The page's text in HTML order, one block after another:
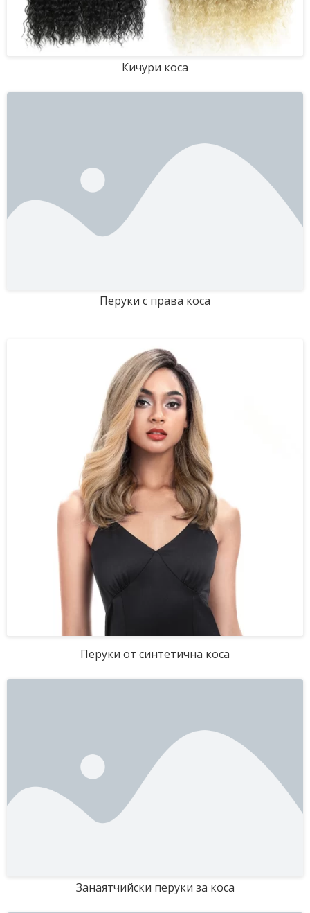
Кичури коса
Перуки с права коса
Перуки от синтетична коса
Занаятчийски перуки за коса